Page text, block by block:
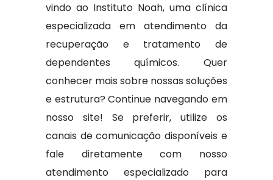
vindo ao Instituto Noah, uma clínica
especializada em atendimento da
recuperação e tratamento de
dependentes químicos. Quer
conhecer mais sobre nossas soluções
e estrutura? Continue navegando em
nosso site! Se preferir, utilize os
canais de comunicação disponíveis e
fale diretamente com nosso
atendimento especializado para